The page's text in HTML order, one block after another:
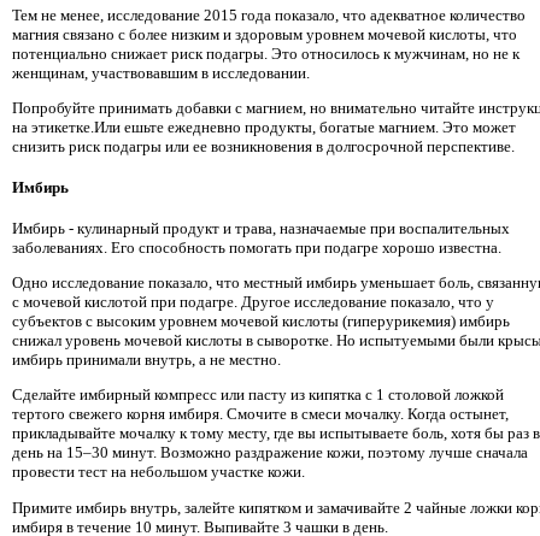
Тем не менее, исследование 2015 года показало, что адекватное количество
магния связано с более низким и здоровым уровнем мочевой кислоты, что
потенциально снижает риск подагры. Это относилось к мужчинам, но не к
женщинам, участвовавшим в исследовании.
Попробуйте принимать добавки с магнием, но внимательно читайте
на этикетке.Или ешьте ежедневно продукты, богатые магнием. Это может
снизить риск подагры или ее возникновения в долгосрочной перспективе.
Имбирь
Имбирь - кулинарный продукт и трава, назначаемые при воспалительных
заболеваниях. Его способность помогать при подагре хорошо известна.
Одно исследование показало, что местный имбирь уменьшает боль,
с мочевой кислотой при подагре. Другое исследование показало, что у
субъектов с высоким уровнем мочевой кислоты (гиперурикемия) имбирь
снижал уровень мочевой кислоты в сыворотке. Но испытуемыми были
имбирь принимали внутрь, а не местно.
Сделайте имбирный компресс или пасту из кипятка с 1 столовой ложкой
тертого свежего корня имбиря. Смочите в смеси мочалку. Когда остынет,
прикладывайте мочалку к тому месту, где вы испытываете боль, хотя бы раз в
день на 15–30 минут. Возможно раздражение кожи, поэтому лучше сначала
провести тест на небольшом участке кожи.
Примите имбирь внутрь, залейте кипятком и замачивайте 2 чайные ложки
имбиря в течение 10 минут. Выпивайте 3 чашки в день.